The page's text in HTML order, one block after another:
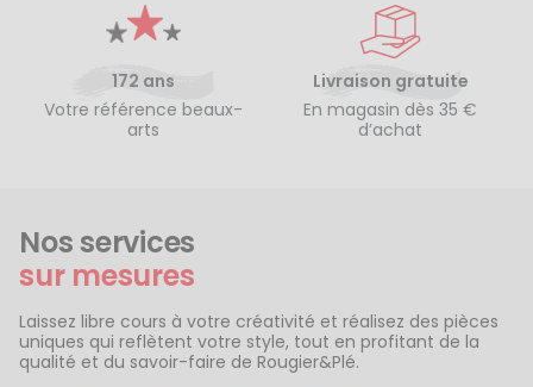
172 ans
Votre référence beaux-
arts
Livraison gratuite
En magasin dès 35 €
d’achat
Nos services
sur mesures
Laissez libre cours à votre créativité et réalisez des pièces
uniques qui reflètent votre style, tout en profitant de la
qualité et du savoir-faire de Rougier&Plé.